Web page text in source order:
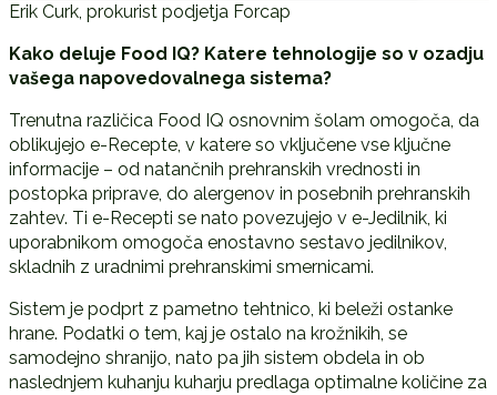
Erik Curk, prokurist podjetja Forcap
Kako deluje Food IQ? Katere tehnologije so v ozadju
vašega napovedovalnega sistema?
Trenutna različica Food IQ osnovnim šolam omogoča, da
oblikujejo e-Recepte, v katere so vključene vse ključne
informacije – od natančnih prehranskih vrednosti in
postopka priprave, do alergenov in posebnih prehranskih
zahtev. Ti e-Recepti se nato povezujejo v e-Jedilnik, ki
uporabnikom omogoča enostavno sestavo jedilnikov,
skladnih z uradnimi prehranskimi smernicami.
Sistem je podprt z pametno tehtnico, ki beleži ostanke
hrane. Podatki o tem, kaj je ostalo na krožnikih, se
samodejno shranijo, nato pa jih sistem obdela in ob
naslednjem kuhanju kuharju predlaga optimalne količine za